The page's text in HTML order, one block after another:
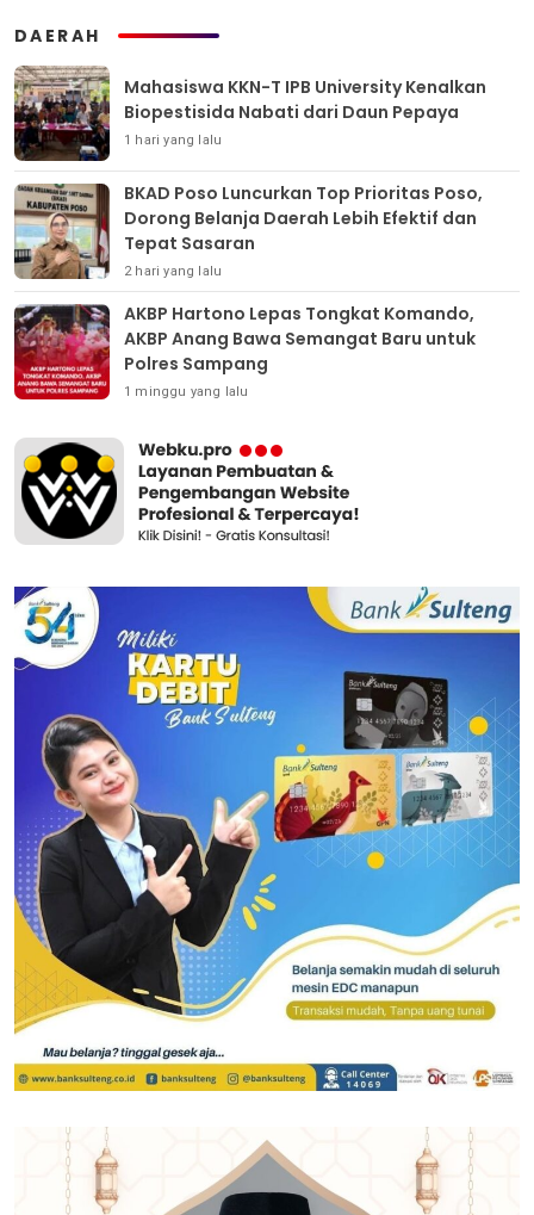
DAERAH
Mahasiswa KKN-T IPB University Kenalkan
Biopestisida Nabati dari Daun Pepaya
1 hari yang lalu
BKAD Poso Luncurkan Top Prioritas Poso,
Dorong Belanja Daerah Lebih Efektif dan
Tepat Sasaran
2 hari yang lalu
AKBP Hartono Lepas Tongkat Komando,
AKBP Anang Bawa Semangat Baru untuk
Polres Sampang
1 minggu yang lalu